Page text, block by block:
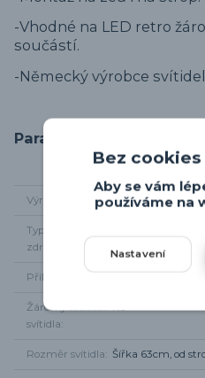
-Vhodné na LED retro
součástí.
-Německý výrobce
Parametry
Výrobce Leuchten Direkt
Typ světelného
zdroje
Příkon
Žárovky součástí
svítidla
Rozměr svítidla Šířka 63cm, od
Bez
Aby se vám
používáme na
Nastavení